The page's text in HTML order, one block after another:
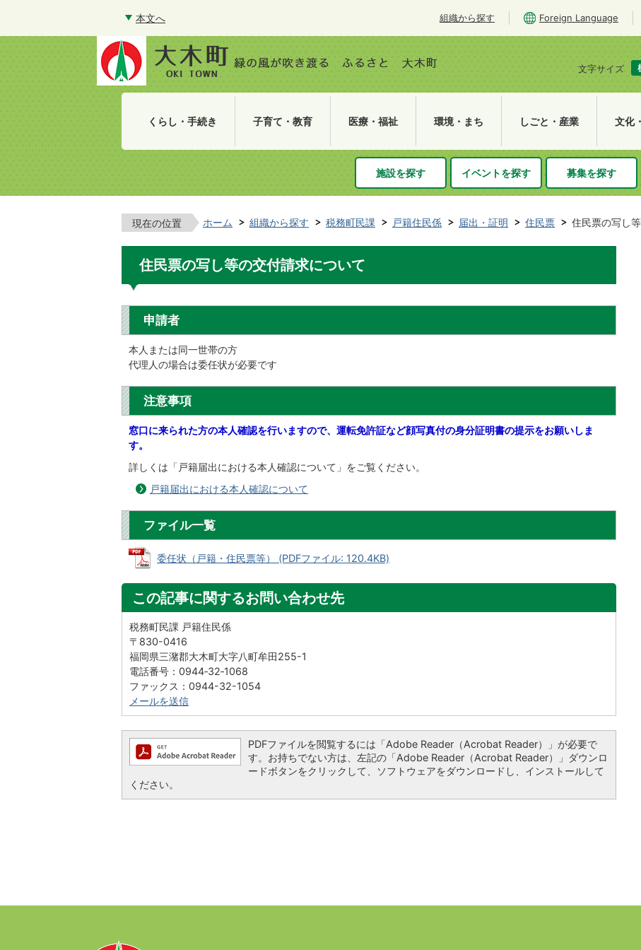
本文へ 組織から探す Foreign Language
文字サイズ
くらし・手続き 子育て・教育 医療・福祉 環境・まち しごと・産業 文化
施設を探す イベントを探す 募集を探す
現在の位置 ホーム 組織から探す 税務町民課 戸籍住民係 届出・証明 住民票 住民票の写し
住民票の写し等の交付請求について
申請者
本人または同一世帯の方
代理人の場合は委任状が必要です
注意事項
窓口に来られた方の本人確認を行いますので、運転免許証など顔写真付の身分証明書の提示をお願いしま
す。
詳しくは「戸籍届出における本人確認について」をご覧ください。
戸籍届出における本人確認について
ファイル一覧
委任状（戸籍・住民票等） (PDFファイル: 120.4KB)
この記事に関するお問い合わせ先
税務町民課 戸籍住民係
〒830-0416
福岡県三潴郡大木町大字八町牟田255-1
電話番号：0944‐32‐1068
ファックス：0944-32-1054
メールを送信
PDFファイルを閲覧するには「Adobe Reader（Acrobat Reader）」が必要で
す。お持ちでない方は、左記の「Adobe Reader（Acrobat Reader）」ダウンロ
ードボタンをクリックして、ソフトウェアをダウンロードし、インストールして
ください。